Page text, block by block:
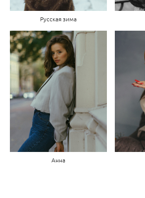
Русская зима
Анна